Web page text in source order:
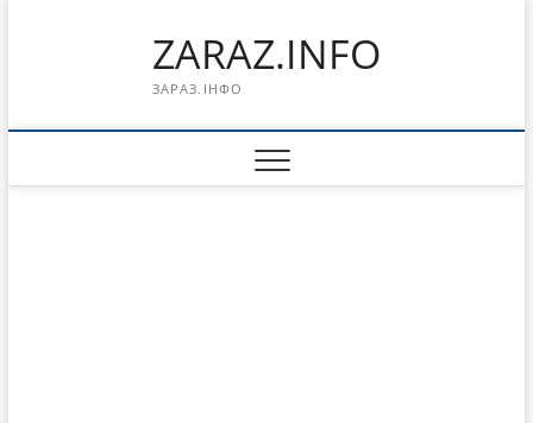
ZARAZ.INFO
ЗАРАЗ.ІНФО